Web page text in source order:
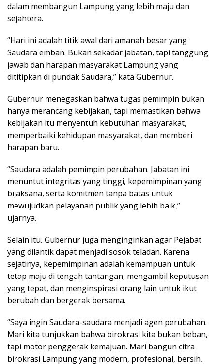
dalam membangun Lampung yang lebih maju dan
sejahtera.
“Hari ini adalah titik awal dari amanah besar yang
Saudara emban. Bukan sekadar jabatan, tapi tanggung
jawab dan harapan masyarakat Lampung yang
dititipkan di pundak Saudara,” kata Gubernur.
Gubernur menegaskan bahwa tugas pemimpin bukan
hanya merancang kebijakan, tapi memastikan bahwa
kebijakan itu menyentuh kebutuhan masyarakat,
memperbaiki kehidupan masyarakat, dan memberi
harapan baru.
“Saudara adalah pemimpin perubahan. Jabatan ini
menuntut integritas yang tinggi, kepemimpinan yang
bijaksana, serta komitmen tanpa batas untuk
mewujudkan pelayanan publik yang lebih baik,”
ujarnya.
Selain itu, Gubernur juga menginginkan agar Pejabat
yang dilantik dapat menjadi sosok teladan. Karena
sejatinya, kepemimpinan adalah kemampuan untuk
tetap maju di tengah tantangan, mengambil keputusan
yang tepat, dan menginspirasi orang lain untuk ikut
berubah dan bergerak bersama.
“Saya ingin Saudara-saudara menjadi agen perubahan.
Mari kita tunjukkan bahwa birokrasi kita bukan beban,
tapi motor penggerak kemajuan. Mari bangun citra
birokrasi Lampung yang modern, profesional, bersih,